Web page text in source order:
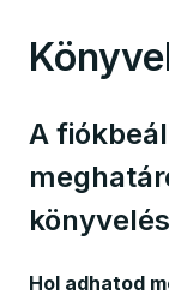
A
Hol adhatod